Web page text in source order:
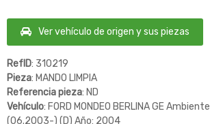
Ver vehículo de origen y sus piezas
RefID: 310219
Pieza: MANDO LIMPIA
Referencia pieza: ND
Vehículo: FORD MONDEO BERLINA GE Ambiente
(06.2003-) (D) Año: 2004